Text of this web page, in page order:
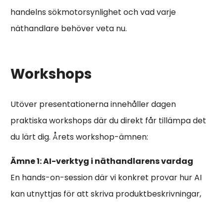
handelns sökmotorsynlighet och vad varje
näthandlare behöver veta nu.
Workshops
Utöver presentationerna innehåller dagen
praktiska workshops där du direkt får tillämpa det
du lärt dig. Årets workshop-ämnen:
Ämne 1: AI-verktyg i näthandlarens vardag
En hands-on-session där vi konkret provar hur AI
kan utnyttjas för att skriva produktbeskrivningar,